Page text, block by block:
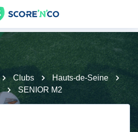
Clubs
Hauts-de-Seine
SENIOR M2